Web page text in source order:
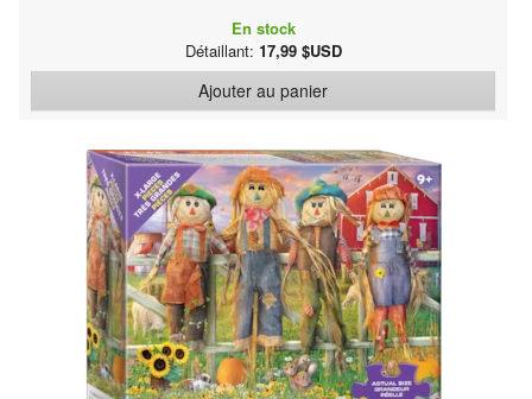
En stock
Détaillant: 17,99 $USD
Ajouter au panier